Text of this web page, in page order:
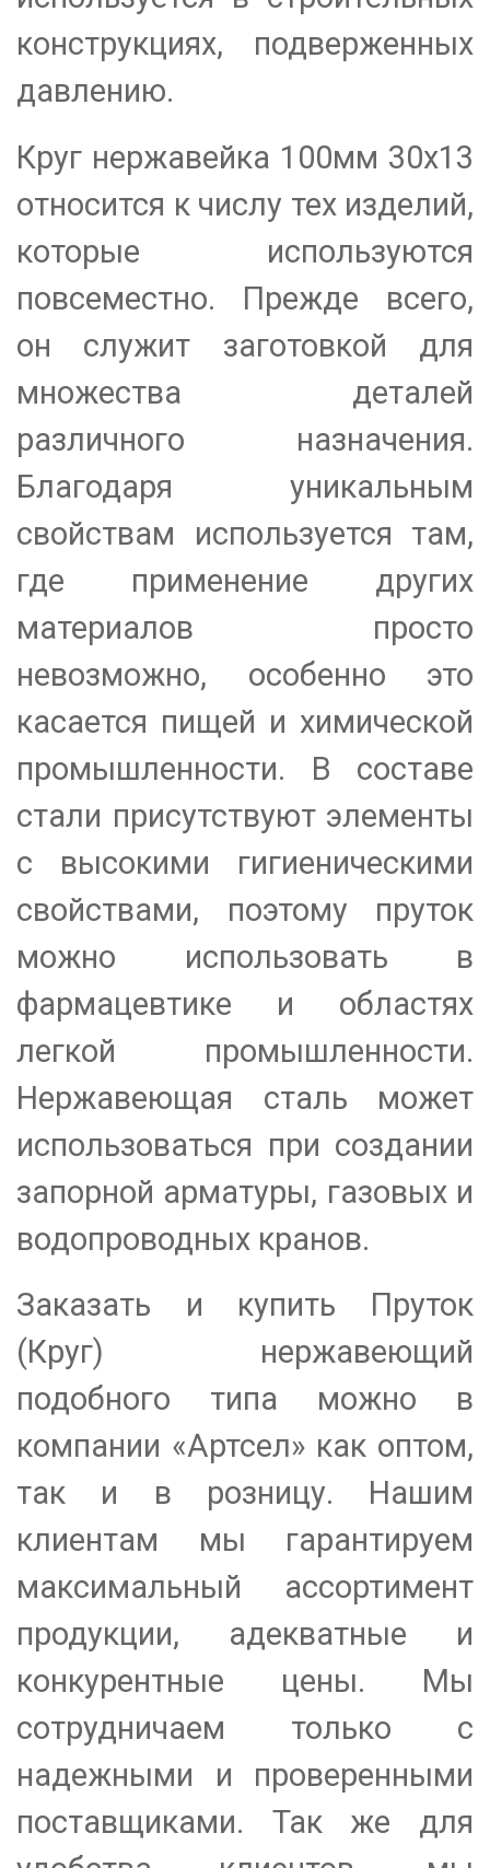
конструкциях, подверженных
давлению.
Круг нержавейка 100мм 30х13
относится к числу тех изделий,
которые используются
повсеместно. Прежде всего,
он служит заготовкой для
множества деталей
различного назначения.
Благодаря уникальным
свойствам используется там,
где применение других
материалов просто
невозможно, особенно это
касается пищей и химической
промышленности. В составе
стали присутствуют элементы
с высокими гигиеническими
свойствами, поэтому пруток
можно использовать в
фармацевтике и областях
легкой промышленности.
Нержавеющая сталь может
использоваться при создании
запорной арматуры, газовых и
водопроводных кранов.
Заказать и купить Пруток
(Круг) нержавеющий
подобного типа можно в
компании «Артсел» как оптом,
так и в розницу. Нашим
клиентам мы гарантируем
максимальный ассортимент
продукции, адекватные и
конкурентные цены. Мы
сотрудничаем только с
надежными и проверенными
поставщиками. Так же для